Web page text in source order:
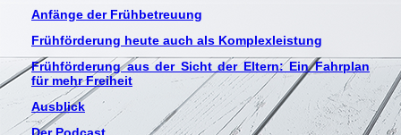
Anfänge der Frühbetreuung
Frühförderung heute auch als Komplexleistung
Frühförderung aus der Sicht der Eltern: Ein Fahrplan
für mehr Freiheit
Ausblick